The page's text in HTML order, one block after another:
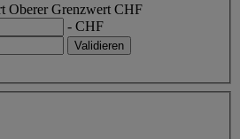
Oberer Grenzwert CHF
- CHF